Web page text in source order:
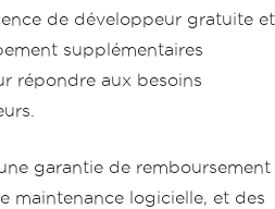
de développeur gratuite et
supplémentaires
répondre aux besoins
garantie de remboursement
maintenance logicielle, et des